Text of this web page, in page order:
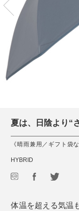
夏は、日陰より“
《晴雨兼用／ギフト袋
HYBRID
体温を超える気温